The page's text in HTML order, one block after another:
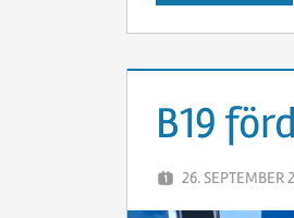
B19
26. SEPTEMBER